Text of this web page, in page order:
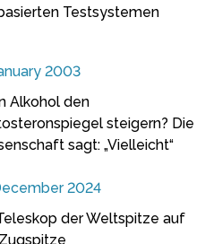
Testsystemen
2003
Alkohol den
steigern? Die
sagt: „Vielleicht“
2024
der Weltspitze auf